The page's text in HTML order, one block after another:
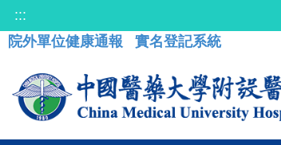
:::
院外單位健康通報
實名登記系統